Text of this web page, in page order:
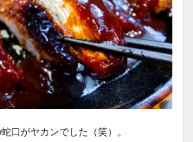
口がヤカンでした（笑）。